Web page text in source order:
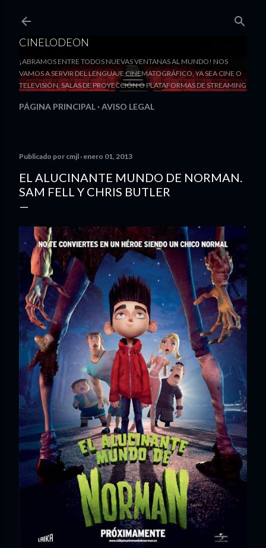
CINELODEON
¡ABRAMOS ENTRE TODOS NUEVAS VENTANAS AL MUNDO! NOS
VAMOS A SERVIR DEL LENGUAJE CINEMATOGRÁFICO, YA SEA CINE O
TELEVISIÓN, SALAS DE PROYECCIÓN O PLATAFORMAS DE STREAMING
PÁGINA PRINCIPAL AVISO LEGAL
Publicado por cmjl enero 01, 2013
EL ALUCINANTE MUNDO DE NORMAN.
SAM FELL Y CHRIS BUTLER